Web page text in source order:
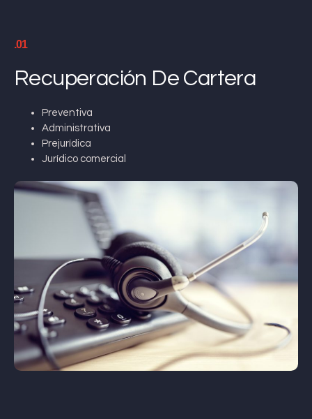
.01
Recuperación De Cartera
Preventiva
Administrativa
Prejurídica
Jurídico comercial